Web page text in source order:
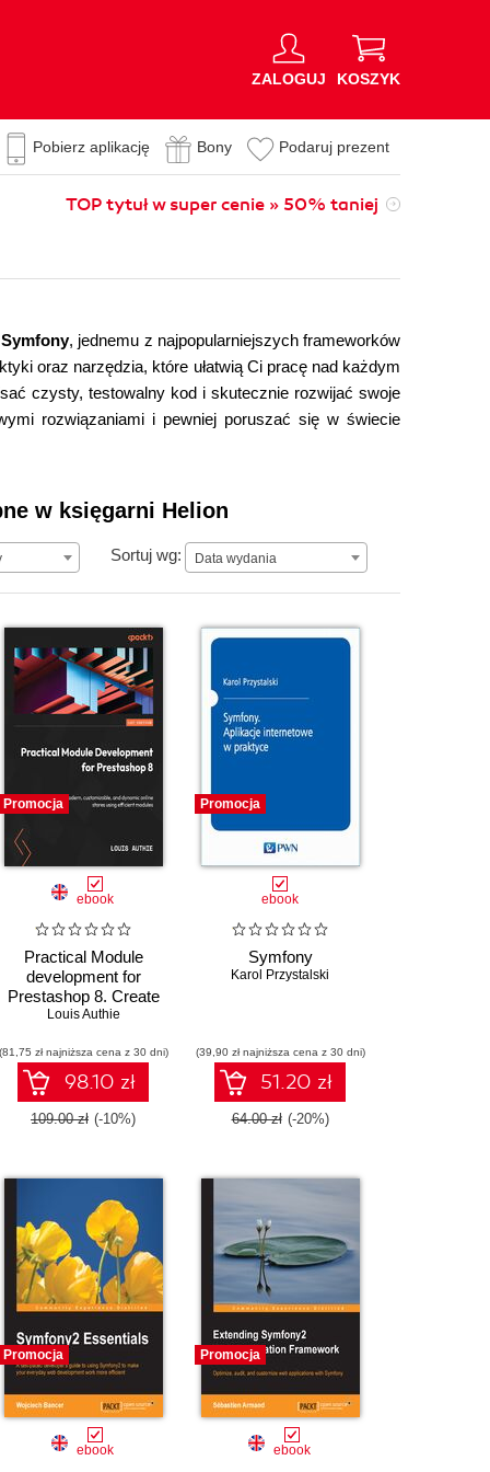
ZALOGUJ KOSZYK
Pobierz aplikację Bony Podaruj prezent
TOP tytuł w super cenie » 50% taniej
Symfony, jednemu z najpopularniejszych frameworków
oraz narzędzia, które ułatwią Ci pracę nad każdym
czysty, testowalny kod i skutecznie rozwijać swoje
rozwiązaniami i pewniej poruszać się w świecie
w księgarni Helion
Sortuj wg: Data wydania
Data wydania
Promocja
ebook
Practical Module
development for
Prestashop 8. Create
modern, customizable,
stores using efficient
modules
Louis Authie
(81,75 zł najniższa cena z 30 dni)
98.10 zł
109.00 zł (-10%)
Promocja
ebook
Symfony
Karol Przystalski
(39,90 zł najniższa cena z 30 dni)
51.20 zł
64.00 zł (-20%)
Promocja
ebook
Promocja
ebook